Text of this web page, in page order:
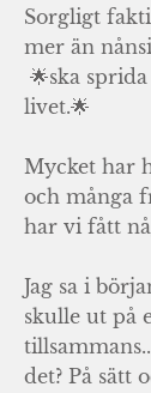
Sorgligt
mer än
🌟ska
livet.🌟
Mycket har
och många
har vi fått
Jag sa i
skulle ut på
det? På sätt